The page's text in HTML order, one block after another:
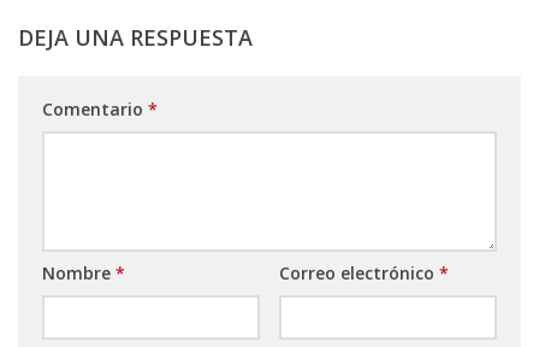
DEJA UNA RESPUESTA
Comentario *
Nombre * Correo electrónico *